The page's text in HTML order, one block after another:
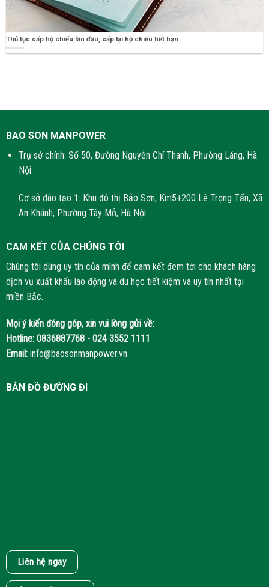
Thủ tục cấp hộ chiếu lần đầu, cấp lại hộ chiếu hết hạn
BAO SON MANPOWER
Trụ sở chính: Số 50, Đường Nguyễn Chí Thanh, Phường Láng, Hà
Nội.
Cơ sở đào tạo 1: Khu đô thị Bảo Sơn, Km5+200 Lê Trọng Tấn, Xã
An Khánh, Phường Tây Mỗ, Hà Nội.
CAM KẾT CỦA CHÚNG TÔI
Chúng tôi dùng uy tín của mình để cam kết đem tới cho khách hàng
dịch vụ xuất khẩu lao động và du học tiết kiệm và uy tín nhất tại
miền Bắc.
Mọi ý kiến đóng góp, xin vui lòng gửi về:
Hotline: 0836887768 - 024 3552 1111
Email: info@baosonmanpower.vn
BẢN ĐỒ ĐƯỜNG ĐI
Liên hệ ngay